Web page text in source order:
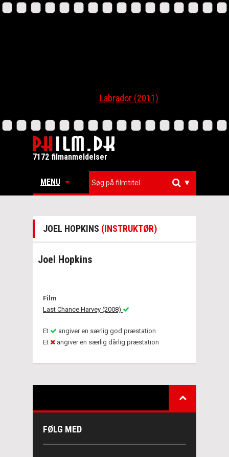
Labrador (2011)
7172 filmanmeldelser
MENU ▼
JOEL HOPKINS (INSTRUKTØR)
Joel Hopkins
Film
Last Chance Harvey (2008)
Et
angiver en særlig god præstation
Et
angiver en særlig dårlig præstation
FØLG MED